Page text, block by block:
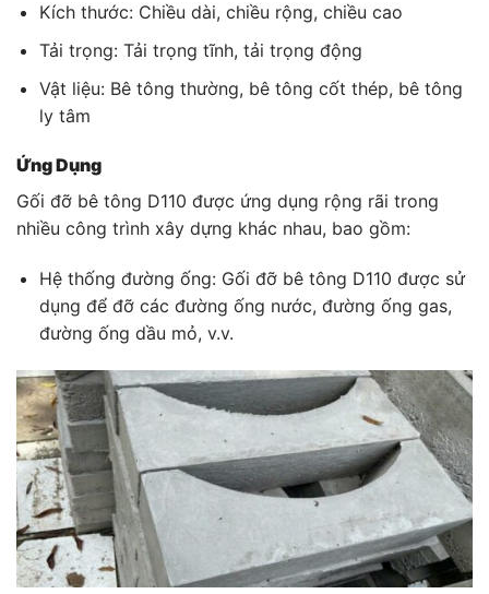
Kích thước: Chiều dài, chiều rộng, chiều cao
Tải trọng: Tải trọng tĩnh, tải trọng động
Vật liệu: Bê tông thường, bê tông cốt thép, bê tông
ly tâm
Ứng Dụng
Gối đỡ bê tông D110 được ứng dụng rộng rãi trong
nhiều công trình xây dựng khác nhau, bao gồm:
Hệ thống đường ống: Gối đỡ bê tông D110 được sử
dụng để đỡ các đường ống nước, đường ống gas,
đường ống dầu mỏ, v.v.